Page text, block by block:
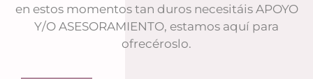
en estos momentos tan duros necesitáis APOYO
Y/O ASESORAMIENTO, estamos aquí para
ofrecéroslo.